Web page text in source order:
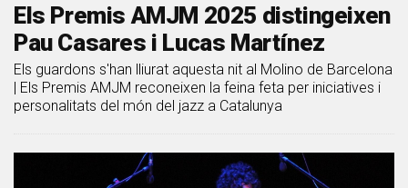
Els Premis AMJM 2025 distingeixen
Pau Casares i Lucas Martínez
Els guardons s'han lliurat aquesta nit al Molino de Barcelona
| Els Premis AMJM reconeixen la feina feta per iniciatives i
personalitats del món del jazz a Catalunya